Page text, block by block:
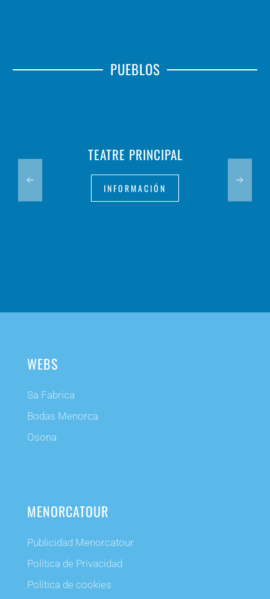
PUEBLOS
TEATRE PRINCIPAL
INFORMACIÓN
WEBS
Sa Fabrica
Bodas Menorca
Osona
MENORCATOUR
Publicidad Menorcatour
Política de Privacidad
Política de cookies